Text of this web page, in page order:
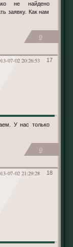
не найдено
заявку. Как нам
0
17
07-02 20:26:53
У нас только
0
18
07-02 21:29:28